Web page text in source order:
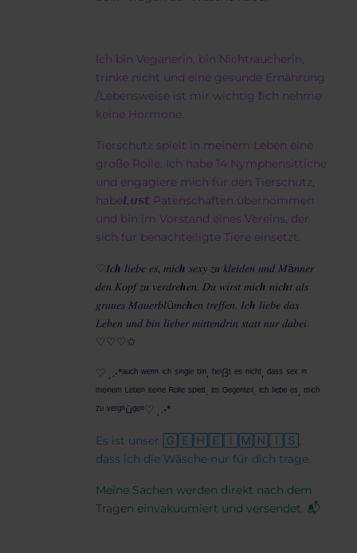
Ich bin Veganerin, bin Nichtraucherin,
trinke nicht und eine gesunde Ernährung
/Lebensweise ist mir wichtig ❗ich nehme
keine Hormone.
Tierschutz spielt in meinem Leben eine
große Rolle. Ich habe 14 Nymphensittiche
und engagiere mich für den Tierschutz,
habe𝙇𝙪𝙨𝙩 Patenschaften übernommen
und bin im Vorstand eines Vereins, der
sich für benachteiligte Tiere einsetzt.
♡𝐼𝑐𝒉 𝑙𝑖𝑒𝑏𝑒 𝑒𝑠, 𝑚𝑖𝑐𝒉 𝑠𝑒𝑥𝑦 𝑧𝑢 𝑘𝑙𝑒𝑖𝑑𝑒𝑛 𝑢𝑛𝑑 𝑀ä𝑛𝑛𝑒𝑟
𝑑𝑒𝑛 𝐾𝑜𝑝𝑓 𝑧𝑢 𝑣𝑒𝑟𝑑𝑟𝑒𝒉𝑒𝑛. 𝐷𝑢 𝑤𝑖𝑟𝑠𝑡 𝑚𝑖𝑐𝒉 𝑛𝑖𝑐𝒉𝑡 𝑎𝑙𝑠
𝑔𝑟𝑎𝑢𝑒𝑠 𝑀𝑎𝑢𝑒𝑟𝑏𝑙ü𝑚𝑐𝒉𝑒𝑛 𝑡𝑟𝑒𝑓𝑓𝑒𝑛. 𝐼𝑐𝒉 𝑙𝑖𝑒𝑏𝑒 𝑑𝑎𝑠
𝐿𝑒𝑏𝑒𝑛 𝑢𝑛𝑑 𝑏𝑖𝑛 𝑙𝑖𝑒𝑏𝑒𝑟 𝑚𝑖𝑡𝑡𝑒𝑛𝑑𝑟𝑖𝑛 𝑠𝑡𝑎𝑡𝑡 𝑛𝑢𝑟 𝑑𝑎𝑏𝑒𝑖.
♡♡♡✩
♡¸.•*ᵃᵘᶜʰ ʷᵉⁿⁿ ⁱᶜʰ ˢⁱⁿᵍˡᵉ ᵇⁱⁿ, ʰᵉⁱßᵗ ᵉˢ ⁿⁱᶜʰᵗ, ᵈᵃˢˢ ˢᵉˣ ⁱⁿ
ᵐᵉⁱⁿᵉᵐ ᴸᵉᵇᵉⁿ ᵏᵉⁱⁿᵉ ᴿᵒˡˡᵉ ˢᵖⁱᵉˡᵗ. ᴵᵐ ᴳᵉᵍᵉⁿᵗᵉⁱˡ. ᴵᶜʰ ˡⁱᵉᵇᵉ ᵉˢ, ᵐⁱᶜʰ
ᶻᵘ ᵛᵉʳᵍⁿüᵍᵉⁿ♡¸.•*
Es ist unser 🄶🄴🄷🄴🄸🄼🄽🄸🅂,
dass ich die Wäsche nur für dich trage.
Meine Sachen werden direkt nach dem
Tragen einvakuumiert und versendet. 📬